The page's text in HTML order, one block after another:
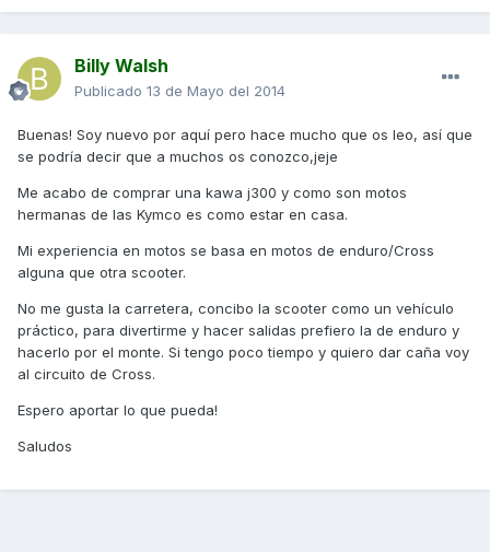
Billy Walsh
Publicado 13 de Mayo del 2014
Buenas! Soy nuevo por aquí pero hace mucho que os leo, así que
se podría decir que a muchos os conozco,jeje
Me acabo de comprar una kawa j300 y como son motos
hermanas de las Kymco es como estar en casa.
Mi experiencia en motos se basa en motos de enduro/Cross
alguna que otra scooter.
No me gusta la carretera, concibo la scooter como un vehículo
práctico, para divertirme y hacer salidas prefiero la de enduro y
hacerlo por el monte. Si tengo poco tiempo y quiero dar caña voy
al circuito de Cross.
Espero aportar lo que pueda!
Saludos